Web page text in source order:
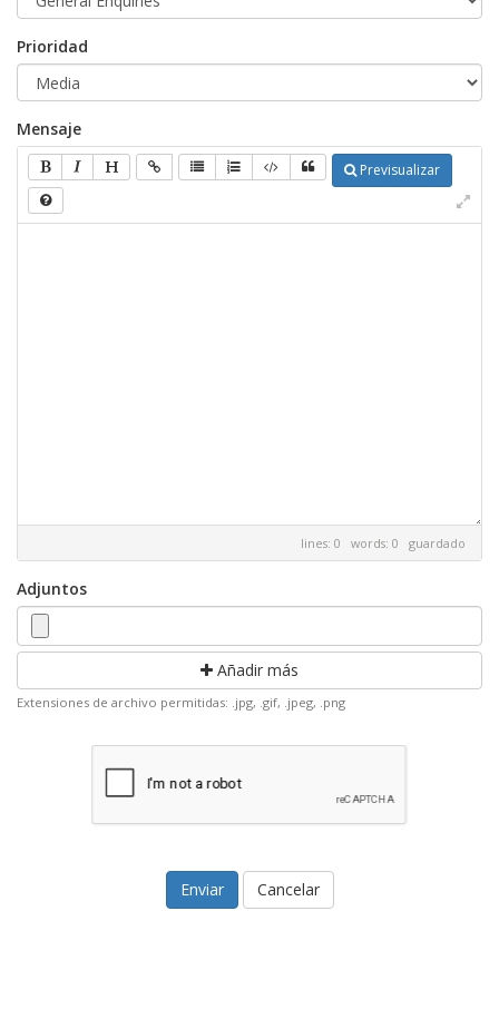
Prioridad
Mensaje
Previsualizar
lines: 0 words: 0 guardado
Adjuntos
Añadir más
Extensiones de archivo permitidas: .jpg, .gif, .jpeg, .png
Cancelar